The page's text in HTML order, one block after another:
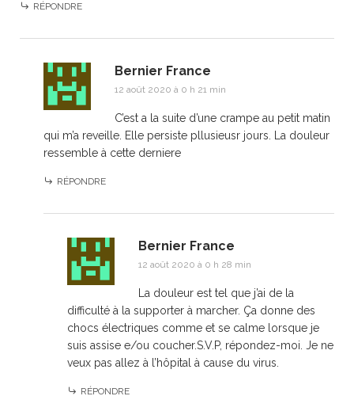
RÉPONDRE
Bernier France
12 août 2020 à 0 h 21 min
C’est a la suite d’une crampe au petit matin
qui m’a reveille. Elle persiste pllusieusr jours. La douleur
ressemble à cette derniere
RÉPONDRE
Bernier France
12 août 2020 à 0 h 28 min
La douleur est tel que j’ai de la
difficulté à la supporter à marcher. Ça donne des
chocs électriques comme et se calme lorsque je
suis assise e/ou coucher.S.V.P, répondez-moi. Je ne
veux pas allez à l’hôpital à cause du virus.
RÉPONDRE